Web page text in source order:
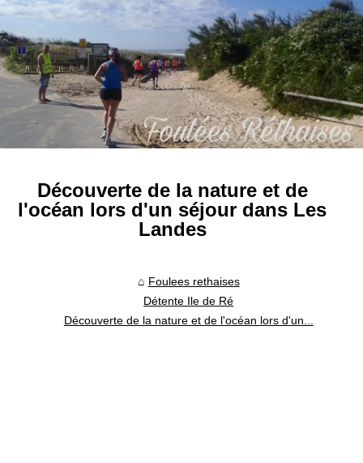
Découverte de la nature et de
l'océan lors d'un séjour dans Les
Landes
Foulees rethaises
Détente Ile de Ré
Découverte de la nature et de l'océan lors d'un...